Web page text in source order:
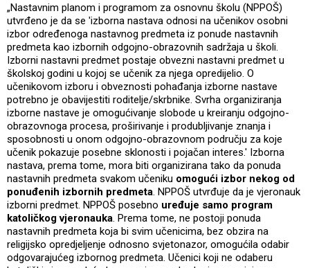
„Nastavnim planom i programom za osnovnu školu (NPPOŠ)
utvrđeno je da se 'izborna nastava odnosi na učenikov osobni
izbor određenoga nastavnog predmeta iz ponude nastavnih
predmeta kao izbornih odgojno-obrazovnih sadržaja u školi.
Izborni nastavni predmet postaje obvezni nastavni predmet u
školskoj godini u kojoj se učenik za njega opredijelio. O
učenikovom izboru i obveznosti pohađanja izborne nastave
potrebno je obavijestiti roditelje/skrbnike. Svrha organiziranja
izborne nastave je omogućivanje slobode u kreiranju odgojno-
obrazovnoga procesa, proširivanje i produbljivanje znanja i
sposobnosti u onom odgojno-obrazovnom području za koje
učenik pokazuje posebne sklonosti i pojačan interes.' Izborna
nastava, prema tome, mora biti organizirana tako da ponuda
nastavnih predmeta svakom učeniku omogući izbor nekog od
ponuđenih izbornih predmeta. NPPOŠ utvrđuje da je vjeronauk
izborni predmet. NPPOŠ posebno uređuje samo program
katoličkog vjeronauka. Prema tome, ne postoji ponuda
nastavnih predmeta koja bi svim učenicima, bez obzira na
religijsko opredjeljenje odnosno svjetonazor, omogućila odabir
odgovarajućeg izbornog predmeta. Učenici koji ne odaberu